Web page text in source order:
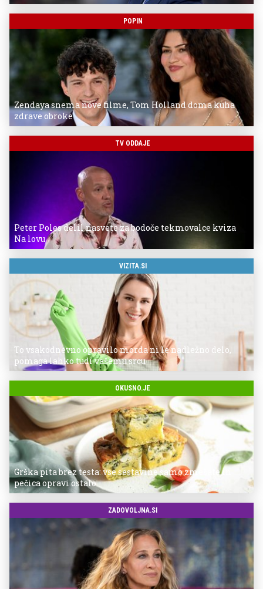
POPIN
Zendaya snema nove filme, Tom Holland doma kuha
zdrave obroke
TV ODDAJE
Peter Poles delil nasvete za bodoče tekmovalce kviza
Na lovu
VIZITA.SI
To vsakodnevno opravilo morda ni le nadležno delo,
pomaga lahko tudi vašemu srcu
OKUSNO.JE
Grška pita brez testa: vse sestavine samo zmešate in
pečica opravi ostalo
ZADOVOLJNA.SI